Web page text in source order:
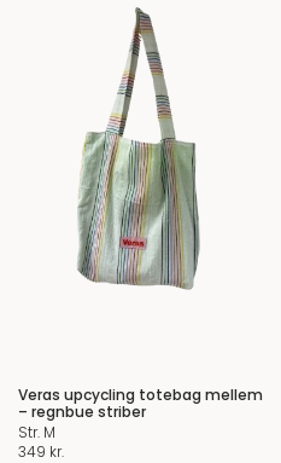
Veras upcycling totebag mellem
– regnbue striber
Str. M
349 kr.